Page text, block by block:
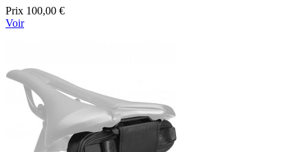
Prix 100,00 €
Voir